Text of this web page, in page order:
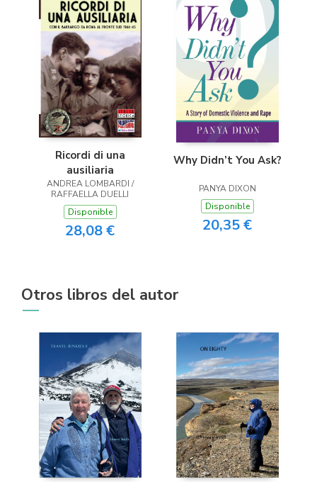
Ricordi di una
ausiliaria
ANDREA LOMBARDI /
RAFFAELLA DUELLI
Disponible
28,08 €
Why Didn’t You Ask?
PANYA DIXON
Disponible
20,35 €
Otros libros del autor